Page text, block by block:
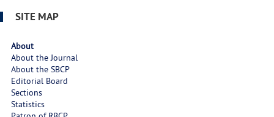
SITE MAP
About
About the Journal
About the SBCP
Editorial Board
Sections
Statistics